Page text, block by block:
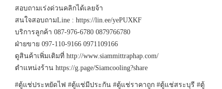
สอบถามเร่งด่วนคลิกได้เลยจ้า
สนใจสอบถามLine : https://lin.ee/yePUXKF
บริการลูกค้า 087-976-6780 0879766780
ฝ่ายขาย 097-110-9166 0971109166
ดูสินค้าเพิ่มเติมที่ http://www.siammittraphap.com/
ตำแหน่งร้าน https://g.page/Siamcooling?share
#ตู้แช่ประหยัดไฟ #ตู้แช่มีประกัน #ตู้แช่ราคาถูก #ตู้แช่สระบุรี #ตู้